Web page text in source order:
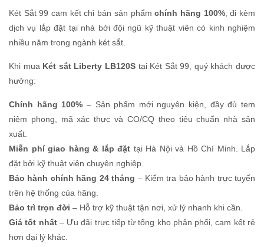
Két Sắt 99 cam kết chỉ bán sản phẩmchính hãng 100%, đi kèm
dịch vụ lắp đặt tại nhà bởi đội ngũ kỹ thuật viên có kinh nghiệm
nhiều năm trong ngành két sắt.
Khi mua Két sắt Liberty LB120Stại Két Sắt 99, quý khách được
hưởng:
Chính hãng 100% – Sản phẩm mới nguyên kiện, đầy đủ tem
niêm phong, mã xác thực và CO/CQ theo tiêu chuẩn nhà sản
xuất.
Miễn phí giao hàng & lắp đặt tại Hà Nội và Hồ Chí Minh. Lắp
đặt bởi kỹ thuật viên chuyên nghiệp.
Bảo hành chính hãng 24 tháng – Kiểm tra bảo hành trực tuyến
trên hệ thống của hãng.
Bảo trì trọn đời – Hỗ trợ kỹ thuật tận nơi, xử lý nhanh khi cần.
Giá tốt nhất– Ưu đãi trực tiếp từ tổng kho phân phối, cam kết rẻ
hơn đại lý khác.